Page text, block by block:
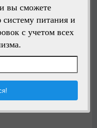
вы сможете
питания и
с учетом всех